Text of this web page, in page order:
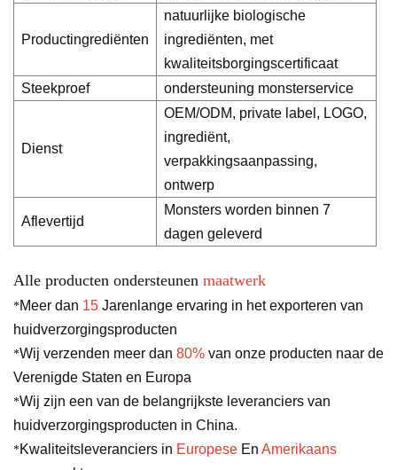
Productingrediënten
natuurlijke biologische
ingrediënten, met
kwaliteitsborgingscertificaat
Steekproef
ondersteuning monsterservice
Dienst
OEM/ODM, private label, LOGO,
ingrediënt,
verpakkingsaanpassing,
ontwerp
Aflevertijd
Monsters worden binnen 7
dagen geleverd
Alle producten ondersteunen maatwerk
*Meer dan 15 Jarenlange ervaring in het exporteren van
huidverzorgingsproducten
*Wij verzenden meer dan 80% van onze producten naar de
Verenigde Staten en Europa
*Wij zijn een van de belangrijkste leveranciers van
huidverzorgingsproducten in China.
*Kwaliteitsleveranciers in Europese En Amerikaans